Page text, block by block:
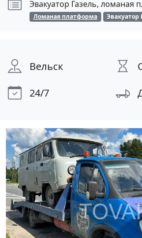
Эвакуатор Газель, ломаная
Ломаная платформа Эвакуатор
Вельск
24/7